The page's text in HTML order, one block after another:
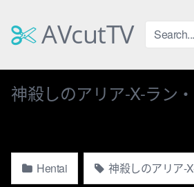
contentAVcutTV
神殺しのアリア-X-ラン
Hentai 神殺しのアリア-